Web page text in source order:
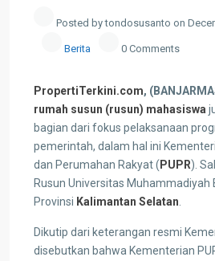
Posted by tondosusanto on
Berita 0 Comments
PropertiTerkini.com,
rumah susun (rusun) mahasiswa
bagian dari fokus pelaksanaan
pemerintah, dalam hal ini
dan Perumahan Rakyat ( PUPR).
Rusun Universitas Muhammadiyah
Provinsi Kalimantan Selatan
Dikutip dari keterangan resmi
disebutkan bahwa Kementerian